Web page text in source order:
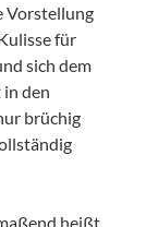
Vorstellung
für
sich dem
den
brüchig
heißt